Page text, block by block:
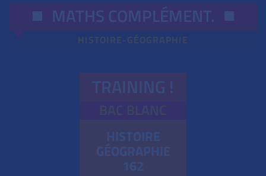
MATHS COMPLÉMENT.
TRAINING !
HISTOIRE
GÉOGRAPHIE
162